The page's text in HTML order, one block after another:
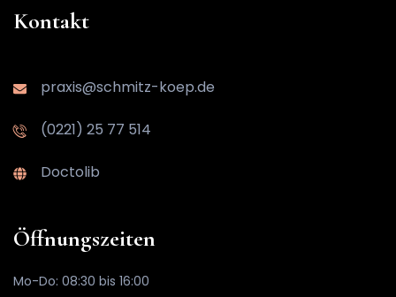
Kontakt
praxis@schmitz-koep.de
(0221) 25 77 514
Doctolib
Öffnungszeiten
Mo-Do: 08:30 bis 16:00